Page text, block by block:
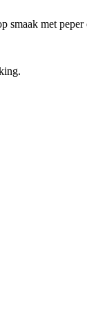
smaak met peper